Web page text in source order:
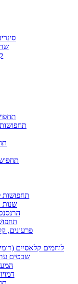
תחפושות לשנות
שנות ה-60 וה-70
הרנסנס
פרעונים,
לוחמים קלאסיים
שבטים